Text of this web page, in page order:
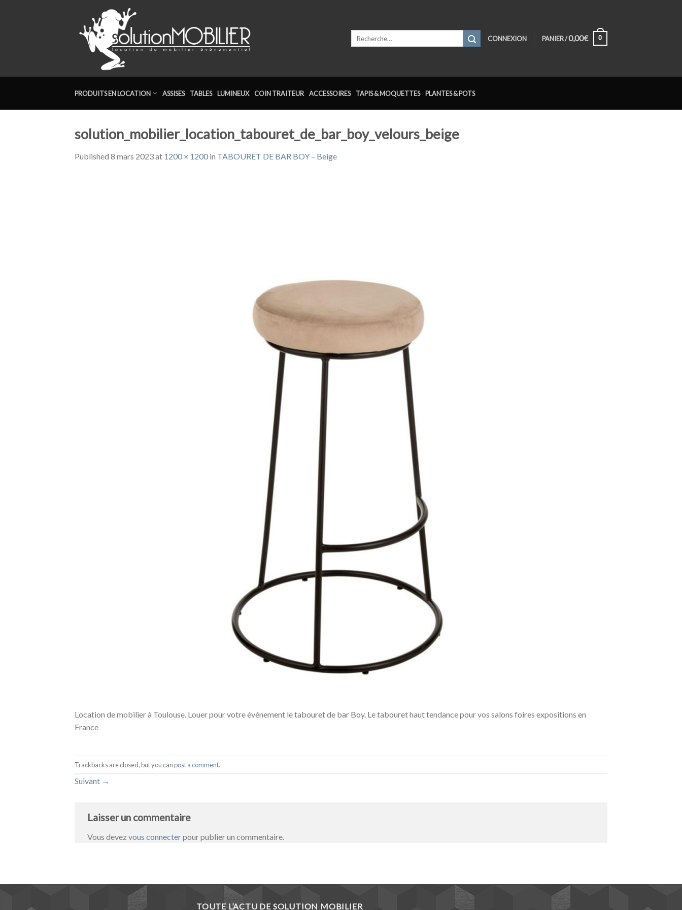
CONNEXION PANIER /0,00€ 0
PRODUITS EN LOCATION ASSISES TABLES LUMINEUX COIN TRAITEUR ACCESSOIRES TAPIS & MOQUETTES PLANTES & POTS
solution_mobilier_location_tabouret_de_bar_boy_velours_beige
Published 8 mars 2023at 1200 × 1200 in TABOURET DE BAR BOY – Beige
Location de mobilier à Toulouse. Louer pour votre événement le tabouret de bar Boy. Le tabouret haut tendance pour vos salons foires expositions en
France
Trackbacks are closed, but you canpost a comment.
Suivant →
Laisser un commentaire
Vous devez vous connecterpour publier un commentaire.
TOUTE L’ACTU DE SOLUTION MOBILIER